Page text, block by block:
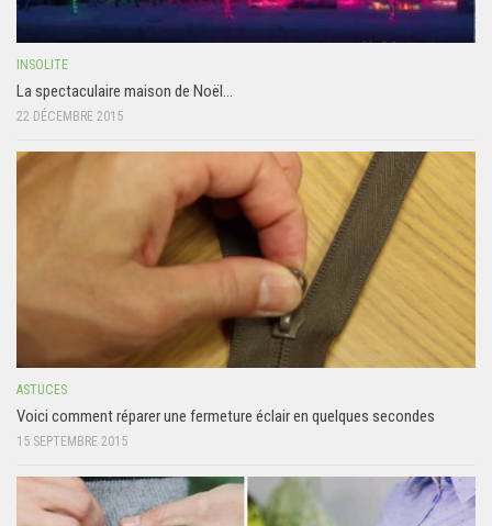
INSOLITE
La spectaculaire maison de Noël…
22 DÉCEMBRE 2015
ASTUCES
Voici comment réparer une fermeture éclair en quelques secondes
15 SEPTEMBRE 2015